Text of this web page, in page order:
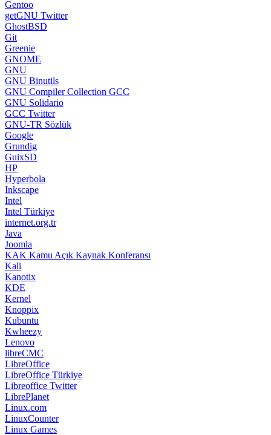
Gentoo
getGNU Twitter
GhostBSD
Git
Greenie
GNOME
GNU
GNU Binutils
GNU Compiler Collection GCC
GNU Solidario
GCC Twitter
GNU-TR Sözlük
Google
Grundig
GuixSD
HP
Hyperbola
Inkscape
Intel
Intel Türkiye
internet.org.tr
Java
Joomla
KAK Kamu Açık Kaynak Konferansı
Kali
Kanotix
KDE
Kernel
Knoppix
Kubuntu
Kwheezy
Lenovo
libreCMC
LibreOffice
LibreOffice Türkiye
Libreoffice Twitter
LibrePlanet
Linux.com
LinuxCounter
Linux Games